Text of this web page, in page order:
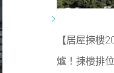
【居屋揀樓
爐！揀樓排